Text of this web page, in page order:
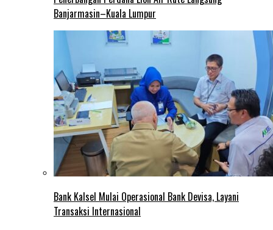
Banjarmasin–Kuala Lumpur
Bank Kalsel Mulai Operasional Bank Devisa, Layani
Transaksi Internasional